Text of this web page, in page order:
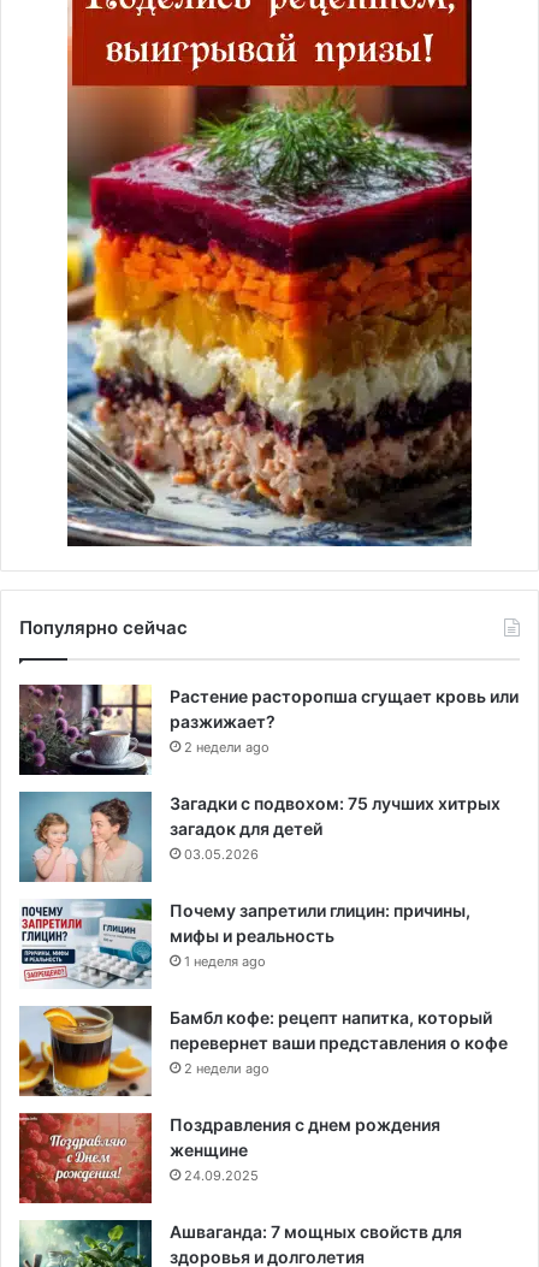
Популярно сейчас
Растение расторопша сгущает кровь или
разжижает?
2 недели ago
Загадки с подвохом: 75 лучших хитрых
загадок для детей
03.05.2026
Почему запретили глицин: причины,
мифы и реальность
1 неделя ago
Бамбл кофе: рецепт напитка, который
перевернет ваши представления о кофе
2 недели ago
Поздравления с днем рождения
женщине
24.09.2025
Ашваганда: 7 мощных свойств для
здоровья и долголетия